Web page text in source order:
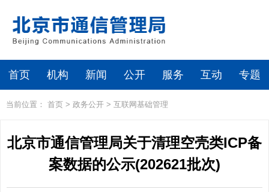
首页 机构 新闻 公开 服务 互动 专题
当前位置： 首页 > 政务公开 > 互联网基础管理
北京市通信管理局关于清理空壳类ICP备
案数据的公示(202621批次)